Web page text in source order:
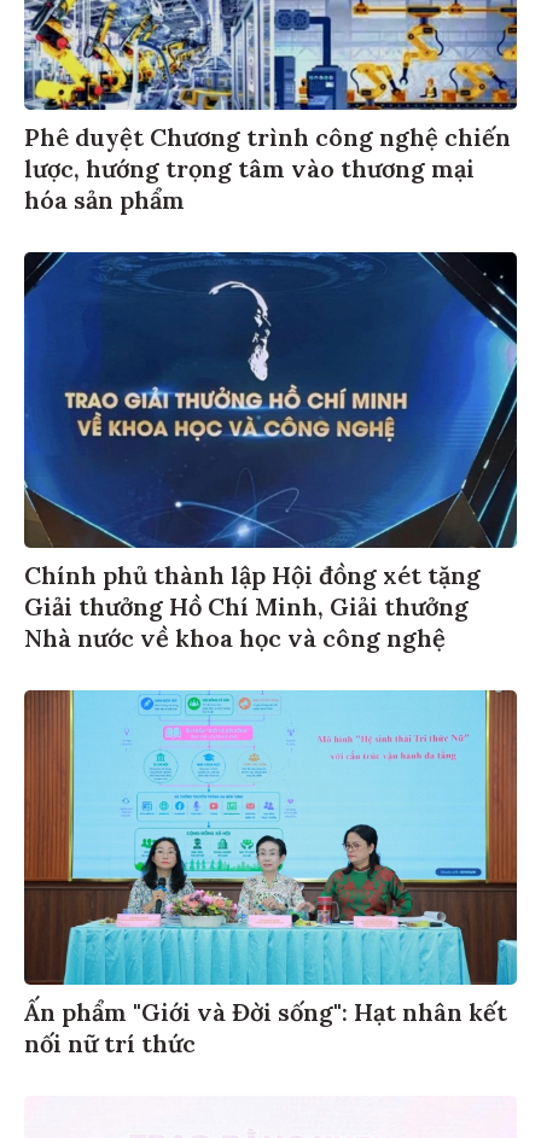
Phê duyệt Chương trình công nghệ chiến
lược, hướng trọng tâm vào thương mại
hóa sản phẩm
Chính phủ thành lập Hội đồng xét tặng
Giải thưởng Hồ Chí Minh, Giải thưởng
Nhà nước về khoa học và công nghệ
Ấn phẩm "Giới và Đời sống": Hạt nhân kết
nối nữ trí thức